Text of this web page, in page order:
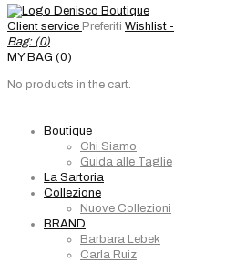
Client service Preferiti Wishlist -
Bag: (0)
MY BAG (0)
No products in the cart.
Boutique
Chi Siamo
Guida alle Taglie
La Sartoria
Collezione
Nuove Collezioni
BRAND
Barbara Lebek
Carla Ruiz